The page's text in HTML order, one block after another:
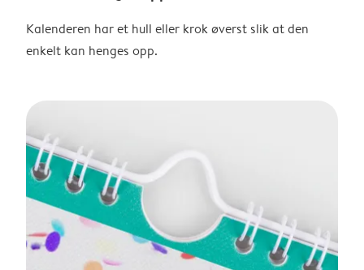
Kalenderen har et hull eller krok øverst slik at den
enkelt kan henges opp.